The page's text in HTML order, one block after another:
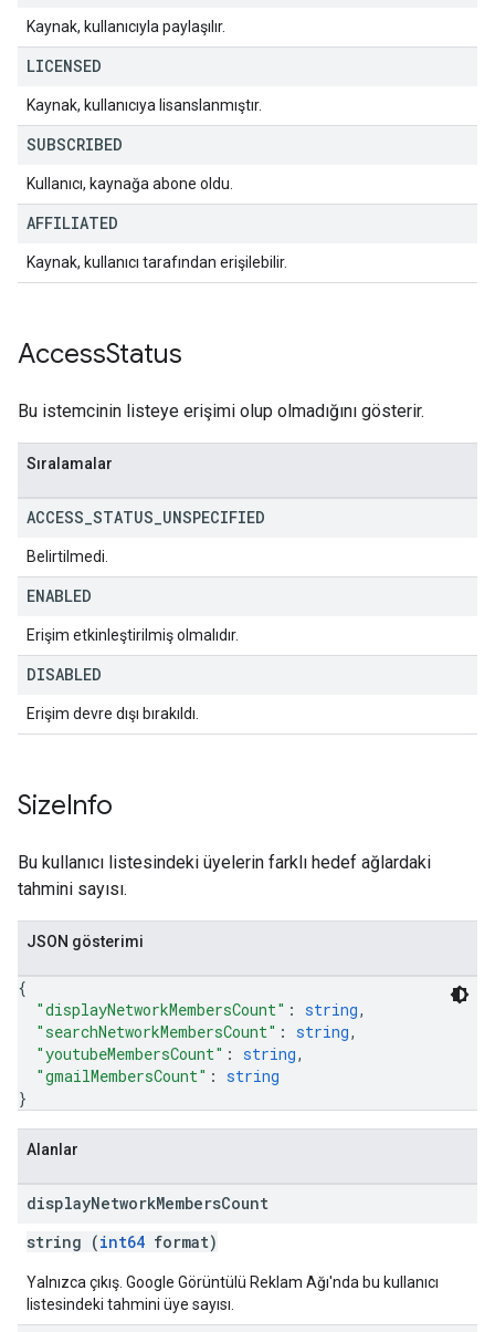
Kaynak, kullanıcıyla paylaşılır.
LICENSED
Kaynak, kullanıcıya lisanslanmıştır.
SUBSCRIBED
Kullanıcı, kaynağa abone oldu.
AFFILIATED
Kaynak, kullanıcı tarafından erişilebilir.
AccessStatus
Bu istemcinin listeye erişimi olup olmadığını gösterir.
Sıralamalar
ACCESS STATUS UNSPECIFIED
Belirtilmedi.
ENABLED
Erişim etkinleştirilmiş olmalıdır.
DISABLED
Erişim devre dışı bırakıldı.
SizeInfo
Bu kullanıcı listesindeki üyelerin farklı hedef ağlardaki
tahmini sayısı.
JSON gösterimi
{
"displayNetworkMembersCount" : string,
"searchNetworkMembersCount" : string,
"youtubeMembersCount" : string,
"gmailMembersCount" : string
}
Alanlar
displayNetworkMembersCount
string (int64 format)
Yalnızca çıkış. Google Görüntülü Reklam Ağı'nda bu kullanıcı
listesindeki tahmini üye sayısı.